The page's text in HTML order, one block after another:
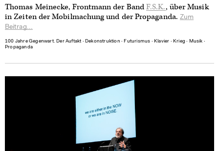
Thomas Meinecke, Frontmann der BandF.S.K., über Musik
in Zeiten der Mobilmachung und der Propaganda. Zum
Beitrag...
100 Jahre Gegenwart. Der Auftakt ∙Dekonstruktion ∙Futurismus ∙Klavier ∙Krieg ∙ Musik ∙
Propaganda